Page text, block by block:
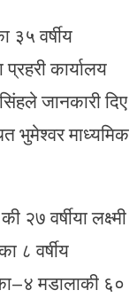
३५ वर्षीय
कार्यालय
जानकारी दिए
भुमेश्वर माध्यमिक
वर्षीया लक्ष्मी
८ वर्षीय
मडालाकी ६०